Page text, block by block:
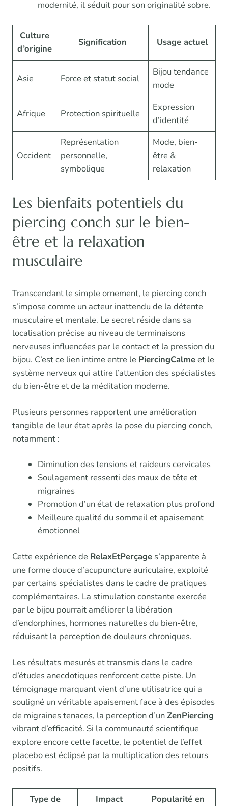
modernité, il séduit pour son originalité sobre.
Culture
d’origine
Signification Usage actuel
Asie Force et statut social
Bijou tendance
mode
Afrique Protection spirituelle
Expression
d’identité
Occident
Représentation
personnelle,
symbolique
Mode, bien-
être &
relaxation
Les bienfaits potentiels du
piercing conch sur le bien-
être et la relaxation
musculaire
Transcendant le simple ornement, le piercing conch
s’impose comme un acteur inattendu de la détente
musculaire et mentale. Le secret réside dans sa
localisation précise au niveau de terminaisons
nerveuses influencées par le contact et la pression du
bijou. C’est ce lien intime entre le PiercingCalmeet le
système nerveux qui attire l’attention des spécialistes
du bien-être et de la méditation moderne.
Plusieurs personnes rapportent une amélioration
tangible de leur état après la pose du piercing conch,
notamment :
Diminution des tensions et raideurs cervicales
Soulagement ressenti des maux de tête et
migraines
Promotion d’un état de relaxation plus profond
Meilleure qualité du sommeil et apaisement
émotionnel
Cette expérience de RelaxEtPerçage s’apparente à
une forme douce d’acupuncture auriculaire, exploité
par certains spécialistes dans le cadre de pratiques
complémentaires. La stimulation constante exercée
par le bijou pourrait améliorer la libération
d’endorphines, hormones naturelles du bien-être,
réduisant la perception de douleurs chroniques.
Les résultats mesurés et transmis dans le cadre
d’études anecdotiques renforcent cette piste. Un
témoignage marquant vient d’une utilisatrice qui a
souligné un véritable apaisement face à des épisodes
de migraines tenaces, la perception d’unZenPiercing
vibrant d’efficacité. Si la communauté scientifique
explore encore cette facette, le potentiel de l’effet
placebo est éclipsé par la multiplication des retours
positifs.
Type de
Impact
Popularité en